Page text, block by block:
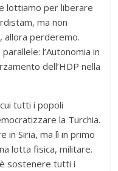
lottiamo per liberare
ma non
allora perderemo.
l’Autonomia in
dell’HDP nella
tutti i popoli
la Turchia.
in Siria, ma lì in primo
lotta fisica, militare.
sostenere tutti i